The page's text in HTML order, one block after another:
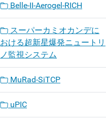
Belle-II-Aerogel-RICH
スーパーカミオカンデに
おける超新星爆発ニュートリ
ノ監視システム
MuRad-SiTCP
uPIC